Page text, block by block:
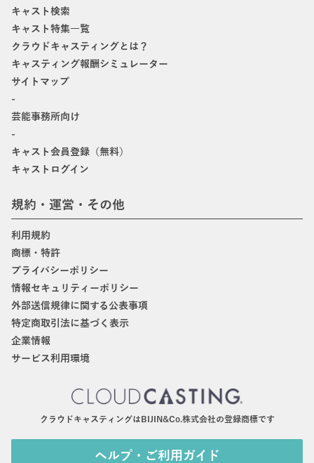
キャスト検索
キャスト特集一覧
クラウドキャスティングとは？
キャスティング報酬シミュレーター
サイトマップ
-
芸能事務所向け
-
キャスト会員登録（無料）
キャストログイン
規約・運営・その他
利用規約
商標・特許
プライバシーポリシー
情報セキュリティーポリシー
外部送信規律に関する公表事項
特定商取引法に基づく表示
企業情報
サービス利用環境
クラウドキャスティングはBIJIN&Co.株式会社の登録商標です
ヘルプ・ご利用ガイド